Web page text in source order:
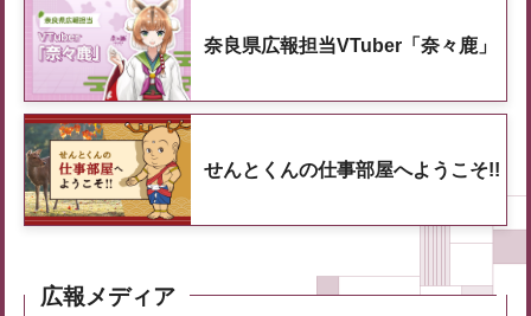
奈良県広報担当VTuber「奈々鹿」
せんとくんの仕事部屋へようこそ!!
広報メディア